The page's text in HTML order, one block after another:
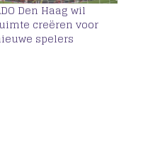
Den Haag wil
creëren voor
spelers